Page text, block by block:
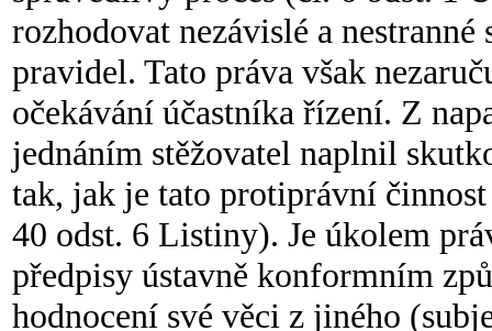
rozhodovat nezávislé a
pravidel. Tato práva však
očekávání účastníka řízení. Z
jednáním stěžovatel naplnil
tak, jak je tato protiprávní
40 odst. 6 Listiny). Je úkolem
předpisy ústavně konformním
hodnocení své věci z jiného